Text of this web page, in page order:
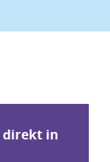
in